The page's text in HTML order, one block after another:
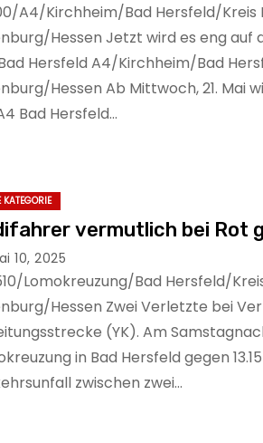
A4/Kirchheim/Bad Hersfeld/Kreis
Hessen Jetzt wird es eng auf
Hersfeld A4/Kirchheim/Bad
Hessen Ab Mittwoch, 21. Mai
Bad Hersfeld…
KATEGORIE
vermutlich bei Rot
10, 2025
Lomokreuzung/Bad Hersfeld/
Hessen Zwei Verletzte bei
(YK). Am
in Bad Hersfeld gegen
zwischen zwei…